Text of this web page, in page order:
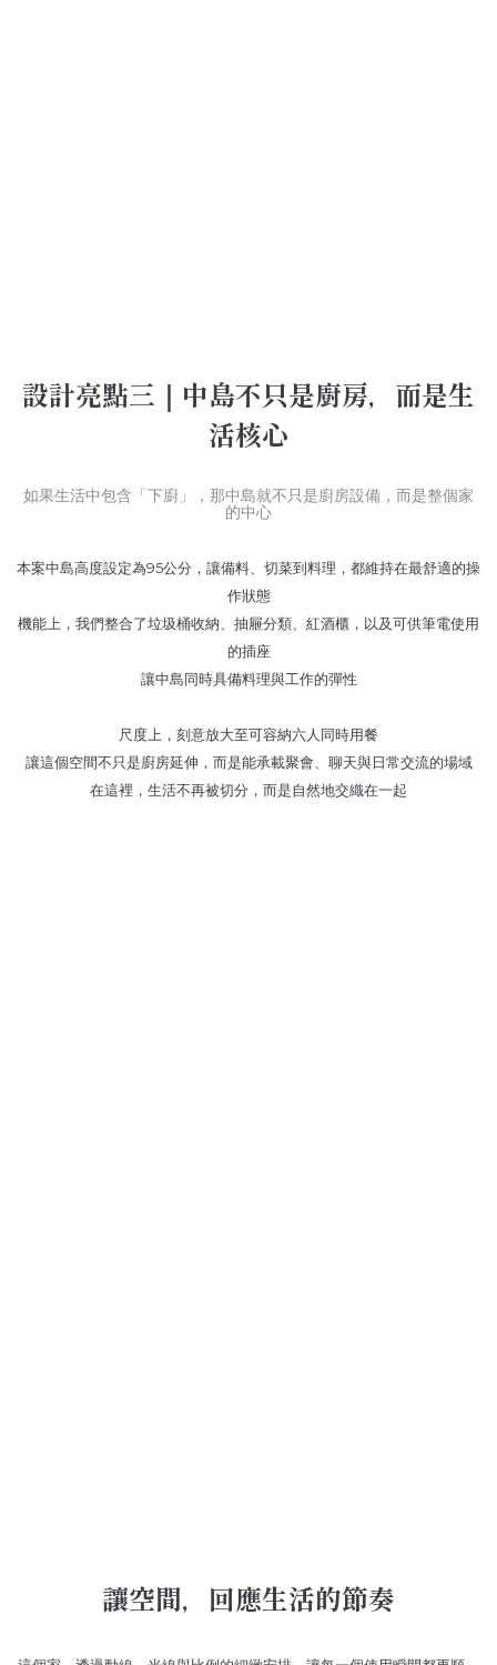
設計亮點三｜中島不只是廚房，而是生
活核心
如果生活中包含「下廚」，那中島就不只是廚房設備，而是整個家
的中心
本案中島高度設定為95公分，讓備料、切菜到料理，都維持在最舒適的操
作狀態
機能上，我們整合了垃圾桶收納、抽屜分類、紅酒櫃，以及可供筆電使用
的插座
讓中島同時具備料理與工作的彈性
尺度上，刻意放大至可容納六人同時用餐
讓這個空間不只是廚房延伸，而是能承載聚會、聊天與日常交流的場域
在這裡，生活不再被切分，而是自然地交織在一起
讓空間，回應生活的節奏